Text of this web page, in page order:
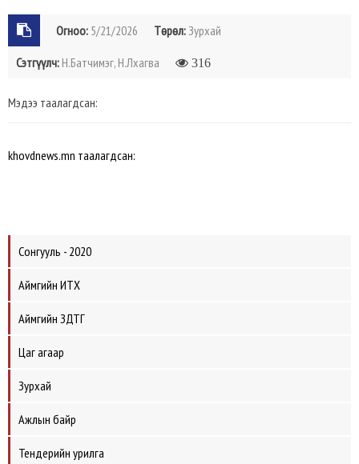
Огноо: 5/21/2026 Төрөл:Зурхай
Сэтгүүлч: Н.Батчимэг, Н.Лхагва 316
Мэдээ таалагдсан:
khovdnews.mn таалагдсан:
Сонгууль - 2020
Аймгийн ИТХ
Аймгийн ЗДТГ
Цаг агаар
Зурхай
Ажлын байр
Тендерийн урилга